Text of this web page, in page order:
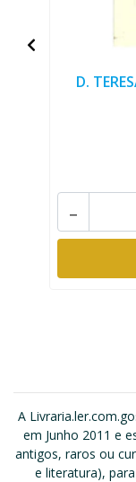
D.
-
A
em Junho 2011 e
antigos, raros ou
e literatura),